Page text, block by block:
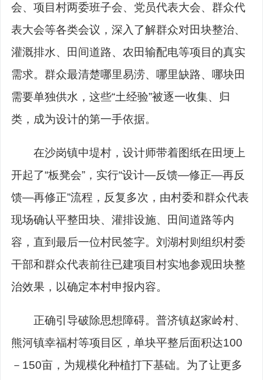
会、项目村两委班子会、党员代表大会、群众代
表大会等各类会议，深入了解群众对田块整治、
灌溉排水、田间道路、农田输配电等项目的真实
需求。群众最清楚哪里易涝、哪里缺路、哪块田
需要单独供水，这些“土经验”被逐一收集、归
类，成为设计的第一手依据。
在沙岗镇中堤村，设计师带着图纸在田埂上
开起了“板凳会”，实行“设计—反馈—修正—再反
馈—再修正”流程，反复多次，由村委和群众代表
现场确认平整田块、灌排设施、田间道路等内
容，直到最后一位村民签字。刘湖村则组织村委
干部和群众代表前往已建项目村实地参观田块整
治效果，以确定本村申报内容。
正确引导破除思想障碍。普济镇赵家岭村、
熊河镇幸福村等项目区，单块平整后面积达100
－150亩，为规模化种植打下基础。为了让更多